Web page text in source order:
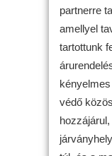
partnerre
amellyel
tartottunk
védő